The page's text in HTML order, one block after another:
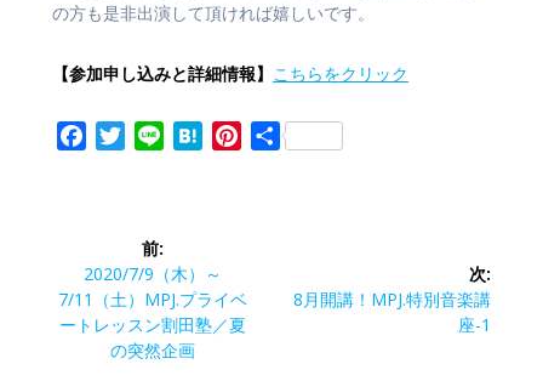
の方も是非出演して頂ければ嬉しいです。
【参加申し込みと詳細情報】 こちらをクリック
o
o
k
e
r
H
a
e
s
共
前:
前
の
投
2020/7/9（木）～
7/11（土）MPJ.プライベ
ートレッスン割田塾／夏
の突然企画
次:
次
8月開講！MPJ.特別音楽講
座-1